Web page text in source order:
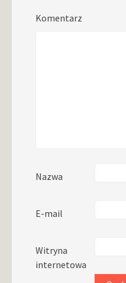
Komentarz
Nazwa
E-mail
Witryna
internetowa